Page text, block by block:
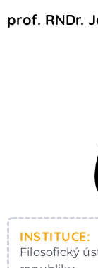
prof. RNDr.
INSTITUCE:
Filosofický